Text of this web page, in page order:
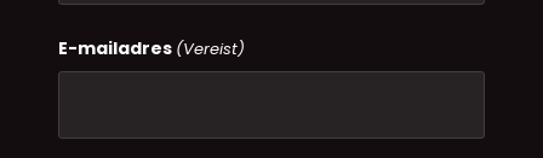
E-mailadres (Vereist)